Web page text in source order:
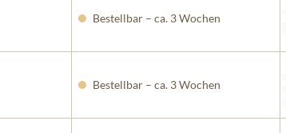
Bestellbar – ca. 3 Wochen
Bestellbar – ca. 3 Wochen